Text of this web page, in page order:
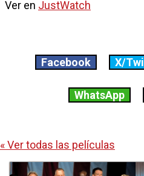
Ver en JustWatch
Facebook X/
WhatsApp
« Ver todas las películas